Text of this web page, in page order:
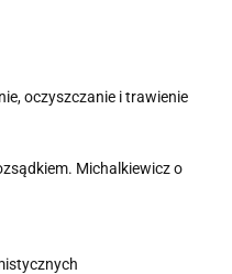
oczyszczanie i trawienie
Michalkiewicz o